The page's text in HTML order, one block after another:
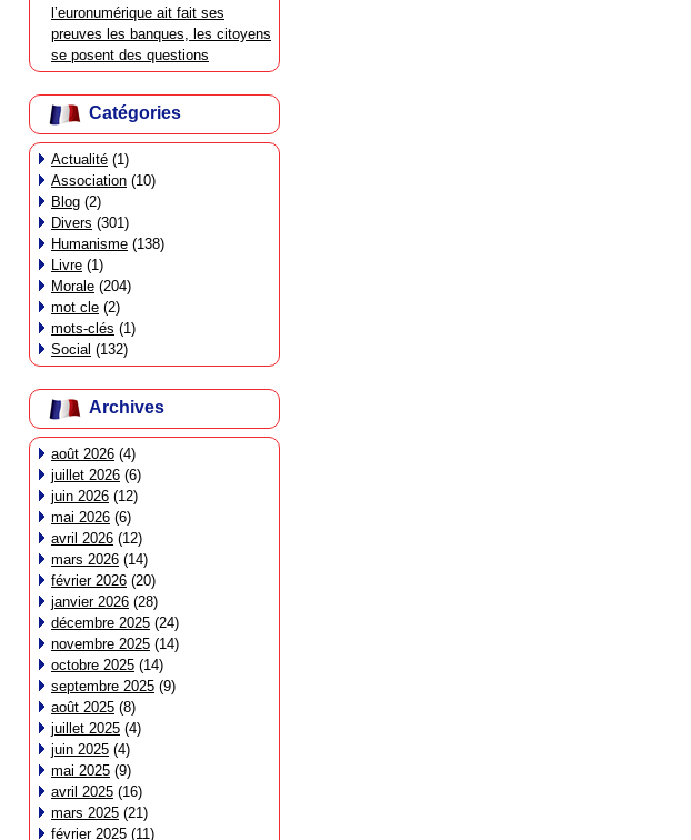
l’euronumérique ait fait ses
preuves les banques, les citoyens
se posent des questions
Catégories
Actualité (1)
Association (10)
Blog (2)
Divers (301)
Humanisme (138)
Livre (1)
Morale (204)
mot cle (2)
mots-clés (1)
Social (132)
Archives
août 2026 (4)
juillet 2026 (6)
juin 2026 (12)
mai 2026 (6)
avril 2026 (12)
mars 2026 (14)
février 2026 (20)
janvier 2026 (28)
décembre 2025 (24)
novembre 2025 (14)
octobre 2025 (14)
septembre 2025 (9)
août 2025 (8)
juillet 2025 (4)
juin 2025 (4)
mai 2025 (9)
avril 2025 (16)
mars 2025 (21)
février 2025 (11)